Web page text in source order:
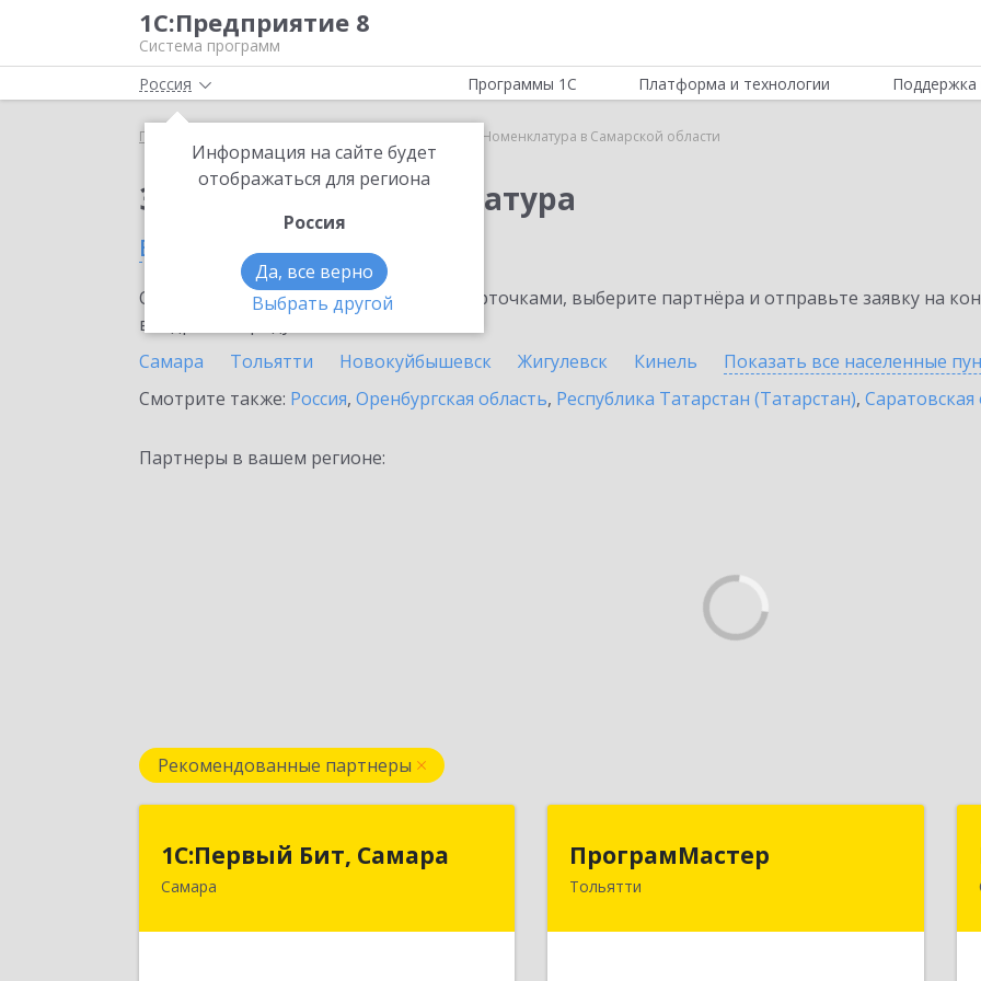
1С:Предприятие 8
Система программ
Россия
Информация на сайте будет
отображаться для региона
Россия
Да, все верно
Выбрать другой
Программы 1С Платформа и технологии Поддержка
Главная 1С:Номенклатура в Самарской области
Заказать 1С:Номенклатура
в Самарской области
Ознакомьтесь с информационными карточками, выберите партнёра и отправьте заявку на
внедрение продукта.
Самара
Тольятти Новокуйбышевск Жигулевск Кинель Показать все населенные
Смотрите также: Россия, Оренбургская область, Республика Татарстан (Татарстан), Саратовская
Партнеры в вашем регионе:
Рекомендованные партнеры
1С:Первый Бит, Самара
Самара
1С:Первый Бит, Самара
443013, Самарская обл, Самара г,
ПрограмМастер
Тольятти
445004, Самарская обл, Тольятти г,